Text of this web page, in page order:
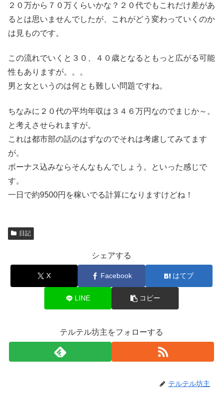
２０万から７０万くらいかな？２０代でもこれだけ差があ
るとは思いませんでしたが、これがどう変わっていくのか
は見ものです。
この流れでいくと３０、４０歳となるともっと広がる可能
性もありますが。。。
男と女というのは何とも難しい問題ですね。
ちなみに２０代の平均年収は３４６万円なのでまじか～。
と考えさせられますが。
これは都市部の話のはずなのでそれは考慮してみてます
が。
ボーナス込みならそんなもんでしょう。といった感じで
す。
一日で約9500円を稼いでる計算になりますけどね！
日記
シェアする
X Facebook はてブ
LINE コピー
テルテル坊主をフォローする
テルテル坊主